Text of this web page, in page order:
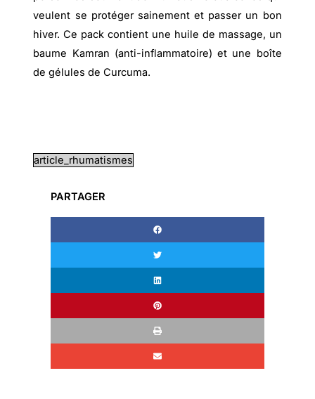
veulent se protéger sainement et passer un bon
hiver. Ce pack contient une huile de massage, un
baume Kamran (anti-inflammatoire) et une boîte
de gélules de Curcuma.
article_rhumatismes
PARTAGER